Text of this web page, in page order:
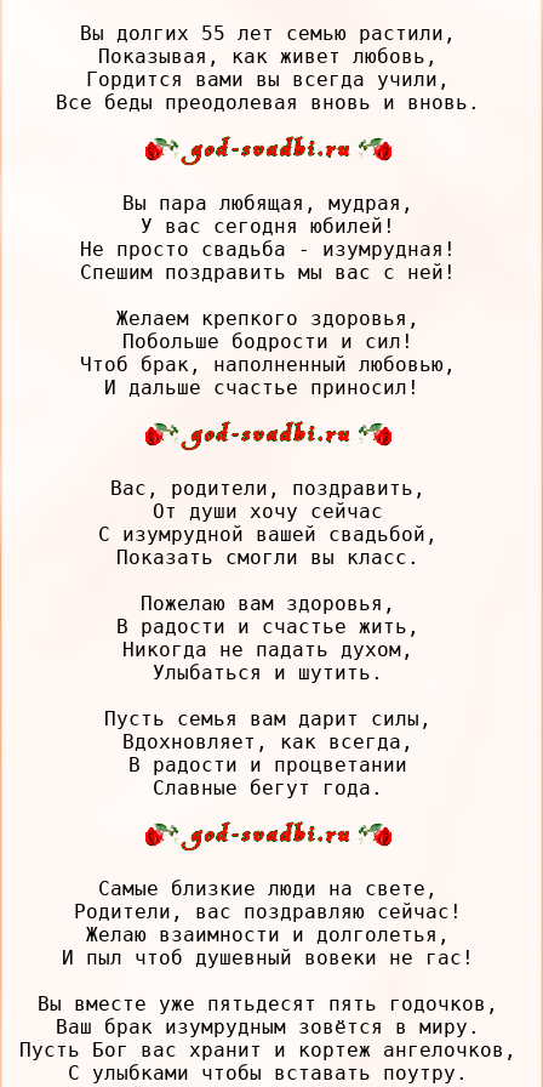
Вы долгих 55 лет семью растили,
Показывая, как живет любовь,
Гордится вами вы всегда учили,
Вы пара любящая, мудрая,
У вас сегодня юбилей!
Не просто свадьба - изумрудная!
Спешим поздравить мы вас с ней!
Желаем крепкого здоровья,
Побольше бодрости и сил!
Чтоб брак, наполненный любовью,
Вас, родители, поздравить,
От души хочу сейчас
С изумрудной вашей свадьбой,
Показать смогли вы класс.
Пожелаю вам здоровья,
В радости и счастье жить,
Никогда не падать духом,
Улыбаться и шутить.
Пусть семья вам дарит силы,
Вдохновляет, как всегда,
В радости и процветании
Самые близкие люди на свете,
Родители, вас поздравляю сейчас!
Желаю взаимности и долголетья,
И пыл чтоб душевный вовеки не гас!
Вы вместе уже пятьдесят пять годочков,
Ваш брак изумрудным зовётся в миру.
Пусть Бог вас хранит и кортеж ангелочков,
С улыбками чтобы вставать поутру.